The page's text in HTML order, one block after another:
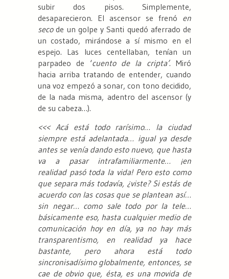
subir dos pisos. Simplemente,
desaparecieron. El ascensor se frenó en
secode un golpe y Santi quedó aferrado de
un costado, mirándose a sí mismo en el
espejo. Las luces centellaban, tenían un
parpadeo de ‘cuento de la cripta’. Miró
hacia arriba tratando de entender, cuando
una voz empezó a sonar, con tono decidido,
de la nada misma, adentro del ascensor (y
de su cabeza…).
<<<Acá está todo rarísimo… la ciudad
siempre está adelantada… igual ya desde
antes se venía dando esto nuevo, que hasta
va a pasar intrafamiliarmente… ¡en
realidad pasó toda la vida! Pero esto como
que separa más todavía, ¿viste? Si estás de
acuerdo con las cosas que se plantean así…
sin negar… como sale todo por la tele…
básicamente eso, hasta cualquier medio de
comunicación hoy en día, ya no hay más
transparentismo, en realidad ya hace
bastante, pero ahora está todo
sincronisadísimo globalmente, entonces, se
cae de obvio que, ésta, es una movida de